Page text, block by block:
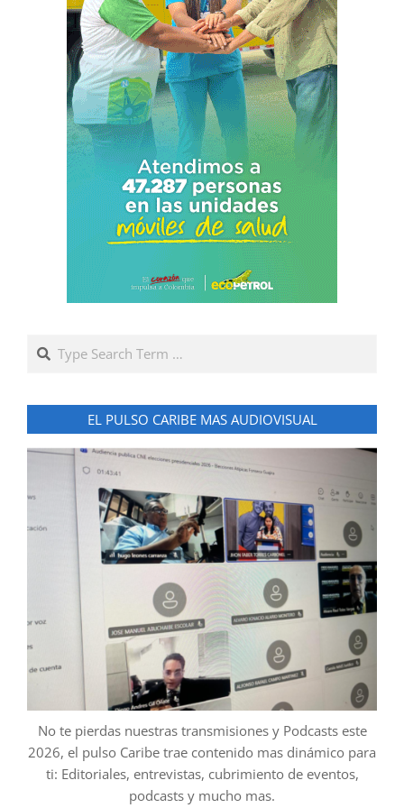
Search
EL PULSO CARIBE MAS AUDIOVISUAL
No te pierdas nuestras transmisiones y Podcasts este
2026, el pulso Caribe trae contenido mas dinámico para
ti: Editoriales, entrevistas, cubrimiento de eventos,
podcasts y mucho mas.